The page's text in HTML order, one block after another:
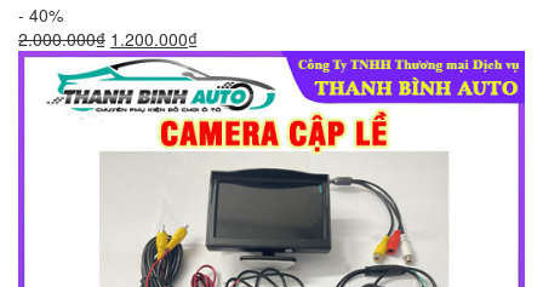
- 40%
2.000.000₫ Giá
gốc
là:
2.000.000₫.
1.200.000₫Giá
hiện
tại
là:
1.200.000₫.